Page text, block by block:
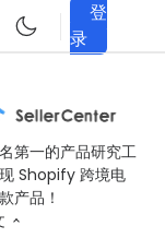
登
录
第一的产品研究工
Shopify 跨境电
产品！